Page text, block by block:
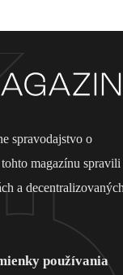
spravodajstvo o
magazínu spravili
a
používania